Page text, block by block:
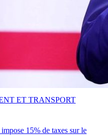
15% de taxes sur le
ET TRANSPORT